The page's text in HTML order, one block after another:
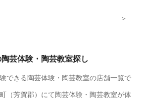
芸体験・陶芸教室探し
できる陶芸体験・陶芸教室の店舗一覧で
（芳賀郡）にて陶芸体験・陶芸教室が体